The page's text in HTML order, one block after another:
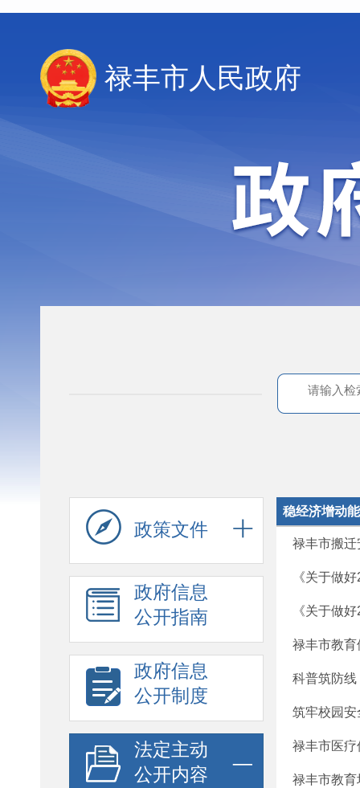
禄丰市人民政府
政策文件
政府信息
公开指南
政府信息
公开制度
法定主动
公开内容
稳经济增动
禄丰市搬
《关于做
《关于做
禄丰市教
科普筑防
筑牢校园安
禄丰市医
禄丰市教